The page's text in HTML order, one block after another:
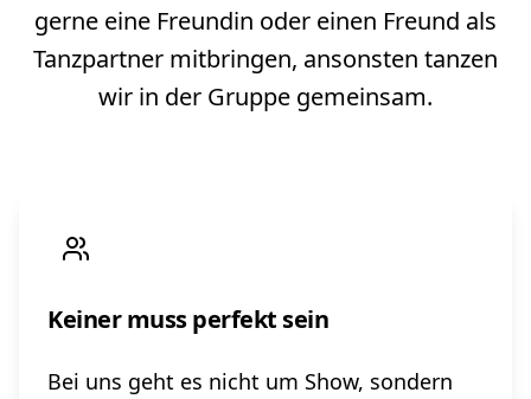
gerne eine Freundin oder einen Freund als
Tanzpartner mitbringen, ansonsten tanzen
wir in der Gruppe gemeinsam.
Keiner muss perfekt sein
Bei uns geht es nicht um Show, sondern